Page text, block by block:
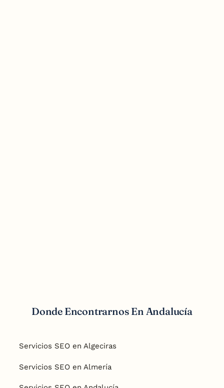
Donde Encontrarnos En Andalucía
Servicios SEO en Algeciras
Servicios SEO en Almería